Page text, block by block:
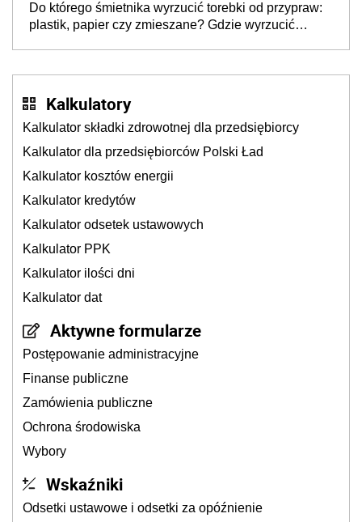
Do którego śmietnika wyrzucić torebki od przypraw:
plastik, papier czy zmieszane? Gdzie wyrzucić
Kalkulatory
Kalkulator składki zdrowotnej dla przedsiębiorcy
Kalkulator dla przedsiębiorców Polski Ład
Kalkulator kosztów energii
Kalkulator kredytów
Kalkulator odsetek ustawowych
Kalkulator PPK
Kalkulator ilości dni
Kalkulator dat
Aktywne formularze
Postępowanie administracyjne
Finanse publiczne
Zamówienia publiczne
Ochrona środowiska
Wybory
Wskaźniki
Odsetki ustawowe i odsetki za opóźnienie